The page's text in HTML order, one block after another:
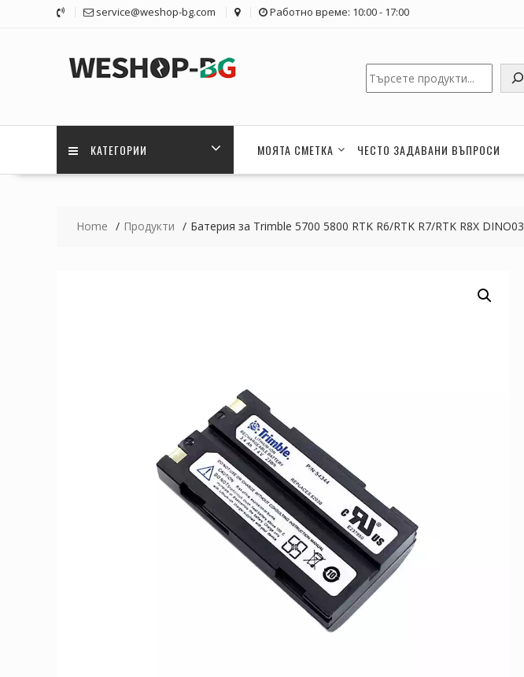
service@weshop-bg.com Работно време: 10:00 - 17:00
Търсене
КАТЕГОРИИ МОЯТА СМЕТКА ЧЕСТО ЗАДАВАНИ ВЪПРОСИ
Home Продукти Батерия за Trimble 5700 5800 RTK R6/RTK R7/RTK R8X DINO03